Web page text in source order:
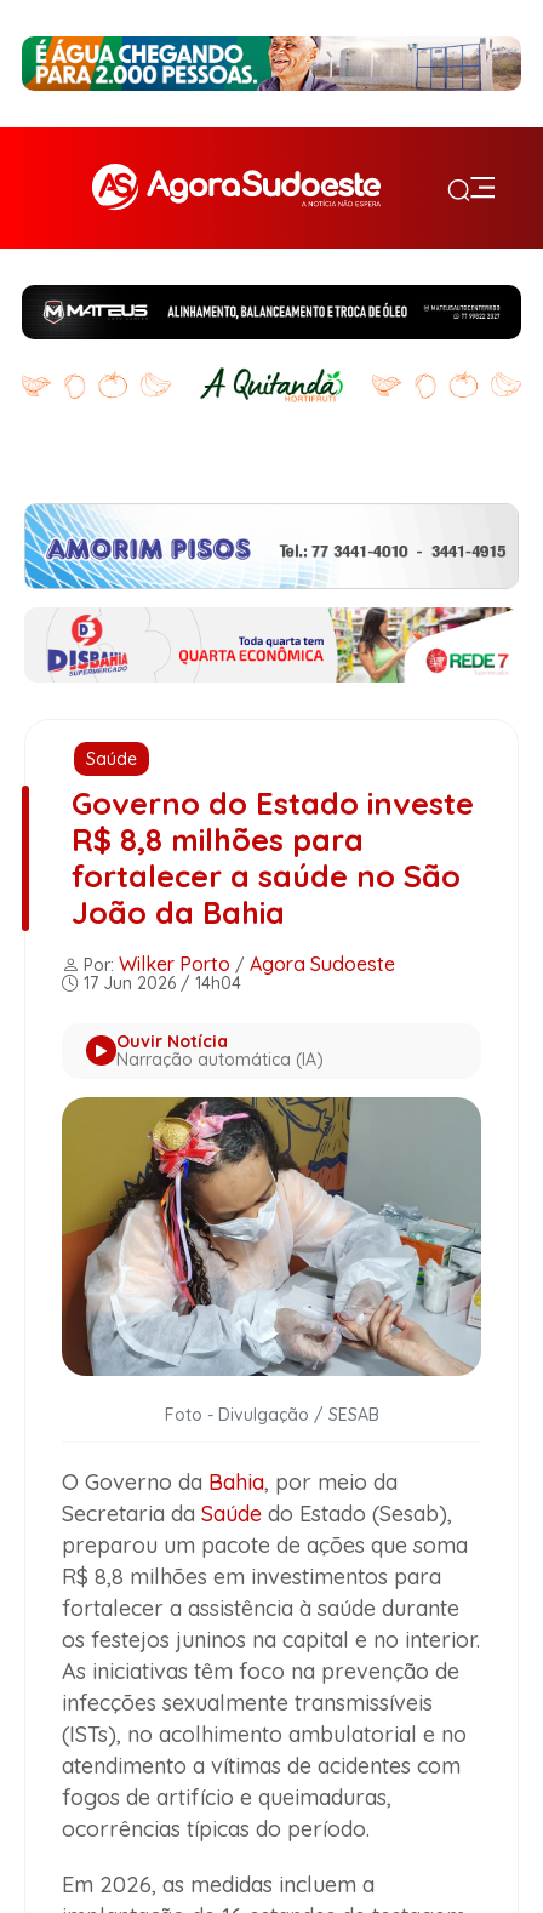
Saúde
Governo do Estado investe
R$ 8,8 milhões para
fortalecer a saúde no São
João da Bahia
Por: Wilker Porto / Agora Sudoeste
17 Jun 2026 / 14h04
Ouvir Notícia
Narração automática (IA)
Foto - Divulgação / SESAB
O Governo da Bahia, por meio da
Secretaria da Saúde do Estado (Sesab),
preparou um pacote de ações que soma
R$ 8,8 milhões em investimentos para
fortalecer a assistência à saúde durante
os festejos juninos na capital e no interior.
As iniciativas têm foco na prevenção de
infecções sexualmente transmissíveis
(ISTs), no acolhimento ambulatorial e no
atendimento a vítimas de acidentes com
fogos de artifício e queimaduras,
ocorrências típicas do período.
Em 2026, as medidas incluem a